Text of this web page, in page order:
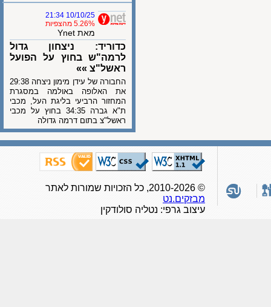
10/10/25 21:34
5.26% מהצפיות
מאת Ynet
כדוריד: ניצחון גדול
לרמה"ש בחוץ על הפועל
ראשל"צ »»
החבורה של עידן מימון ניצחה 29:38
את האלופה באולמה במסגרת
המחזור הרביעי בליגת העל, מכבי
ת"א גברה 34:35 בחוץ על מכבי
ראשל"צ בתום דרמה גדולה
מבזקים.נט
עיצוב גרפי: נטליה סולודקין